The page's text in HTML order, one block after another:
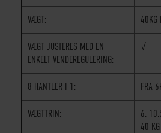
VÆGT: 40KG
VÆGT JUSTERES MED EN
ENKELT VENDEREGULERING:
√
8 HANTLER I 1: FRA
VÆGTTRIN:
6,
40 KG